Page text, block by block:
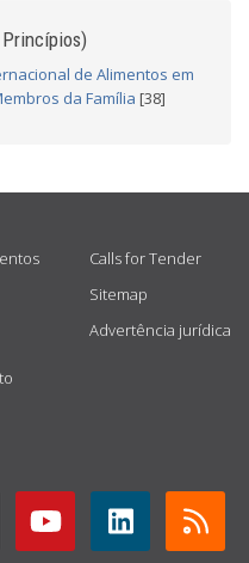
de Alimentos em
da Família [38]
Calls for Tender
Sitemap
Advertência jurídica